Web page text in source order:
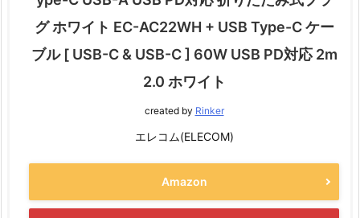
グ ホワイト EC-AC22WH + USB Type-C ケー
ブル [ USB-C & USB-C ] 60W USB PD対応 2m
2.0 ホワイト
created by Rinker
エレコム(ELECOM)
Amazon